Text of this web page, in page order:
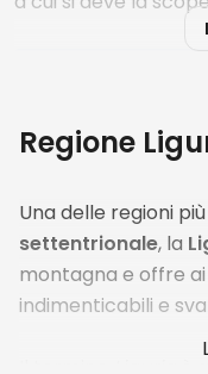
Regione
Una delle regioni
settentrionale, la
montagna e offre
indimenticabili e
è